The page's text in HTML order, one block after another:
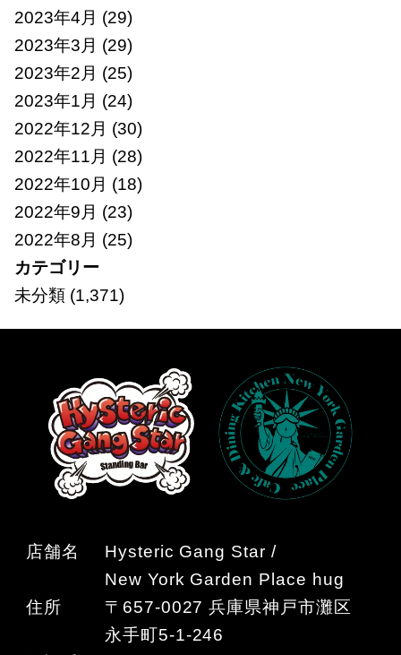
2023年4月 (29)
2023年3月 (29)
2023年2月 (25)
2023年1月 (24)
2022年12月 (30)
2022年11月 (28)
2022年10月 (18)
2022年9月 (23)
2022年8月 (25)
カテゴリー
未分類(1,371)
店舗名
Hysteric Gang Star /
New York Garden Place hug
住所
〒657-0027 兵庫県神戸市灘区
永手町5-1-246